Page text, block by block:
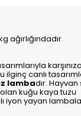
ağırlığındadır.
ilginç canlı
lambadır.
kuğu kaya tuzu
iyon yayan